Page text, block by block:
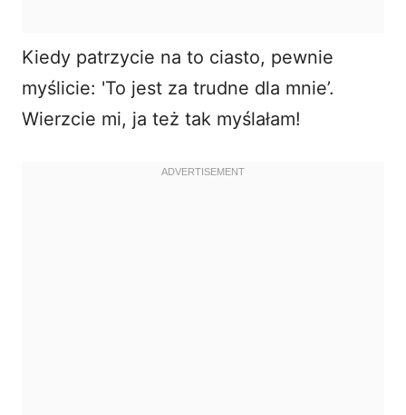
Kiedy patrzycie na to ciasto, pewnie
myślicie: 'To jest za trudne dla mnie’.
Wierzcie mi, ja też tak myślałam!